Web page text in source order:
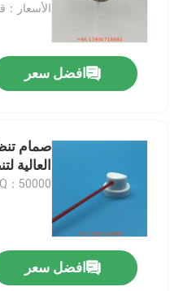
الأسعار：
افضل سعر
صمام
العالية
：50000
افضل سعر